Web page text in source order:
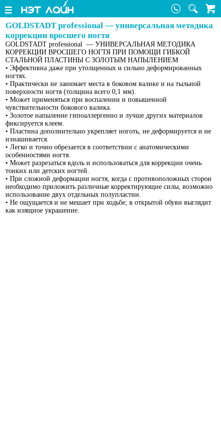
GOLDSTADT professional — универсальная методика
коррекции вросшего ногтя
GOLDSTADT professional — УНИВЕРСАЛЬНАЯ МЕТОДИКА
КОРРЕКЦИИ ВРОСШЕГО НОГТЯ ПРИ ПОМОЩИ ГИБКОЙ
СТАЛЬНОЙ ПЛАСТИНЫ С ЗОЛОТЫМ НАПЫЛЕНИЕМ
• Эффективна даже при утолщенных и сильно деформированных
ногтях.
• Практически не занимает места в боковом валике и на тыльной
поверхности ногтя (толщина всего 0,1 мм).
• Может применяться при воспалении и повышенной
чувствительности бокового валика.
• Золотое напыление гипоаллергенно и лучше других материалов
фиксируется клеем.
• Пластина дополнительно укрепляет ноготь, не деформируется и не
изнашивается.
• Легко и точно обрезается в соответствии с анатомическими
особенностями ногтя.
• Может разрезаться вдоль и использоваться для коррекции очень
тонких или детских ногтей.
• При сложной деформации ногтя, когда с противоположных сторон
необходимо приложить различные корректирующие силы, возможно
использование двух отдельных полупластин.
• Не ощущается и не мешает при ходьбе; в открытой обуви выглядит
как изящное украшение.